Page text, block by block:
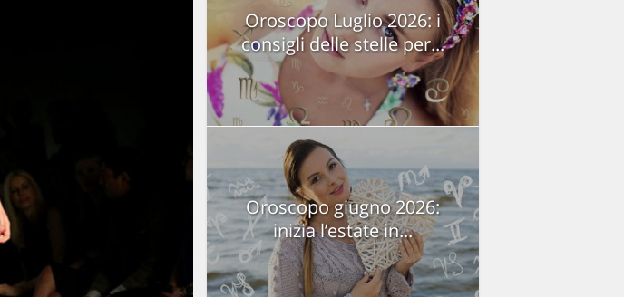
Oroscopo Luglio 2026: i
consigli delle stelle per...
Oroscopo giugno 2026:
inizia l’estate in...